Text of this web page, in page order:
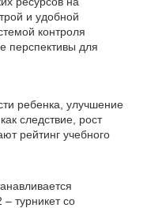
и удобной
контроля
перспективы для
ребенка, улучшение
следствие, рост
рейтинг учебного
турникет со